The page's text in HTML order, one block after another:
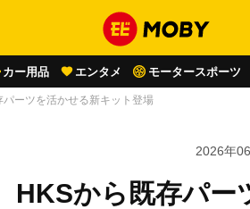
カー用品 エンタメ モータースポーツ
ーツを活かせる新キット登場
2026年
から既存パー